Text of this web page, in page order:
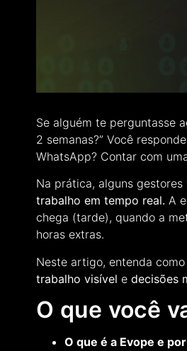
Se alguém te perguntasse
2 semanas?” Você
WhatsApp? Contar com
Na prática, alguns
trabalho em tempo real. A
chega (tarde), quando a
horas extras.
Neste artigo, entenda como
trabalho visível edecisões
O que você
O que é a Evope e